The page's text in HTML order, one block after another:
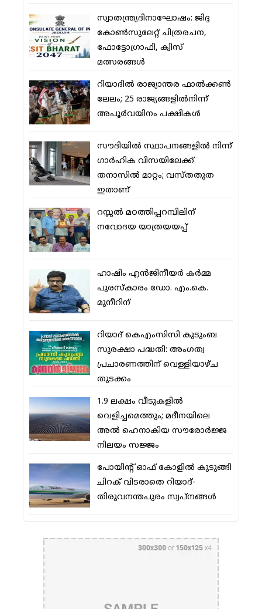
സ്വാതന്ത്ര്യദിനാഘോഷം: ജിദ്ദ
കോണ്‍സുലേറ്റ് ചിത്രരചന,
ഫോട്ടോഗ്രാഫി, ക്വിസ്
മത്സരങ്ങള്‍
റിയാദില്‍ രാജ്യാന്തര ഫാല്‍ക്കണ്‍
ലേലം; 25 രാജ്യങ്ങളില്‍നിന്ന്
അപൂര്‍വയിനം പക്ഷികള്‍
സൗദിയില്‍ സ്ഥാപനങ്ങളില്‍ നിന്ന്
ഗാര്‍ഹിക വിസയിലേക്ക്
തനാസില്‍ മാറ്റം; വസ്തതുത
ഇതാണ്
റസ്സല്‍ മഠത്തിപ്പറമ്പിലിന്
നവോദയ യാത്രയയപ്പ്
ഹാഷിം എന്‍ജിനീയര്‍ കര്‍മ്മ
പുരസ്‌കാരം ഡോ. എം.കെ.
മുനീറിന്
റിയാദ് കെഎംസിസി കുടുംബ
സുരക്ഷാ പദ്ധതി: അംഗത്വ
പ്രചാരണത്തിന് വെള്ളിയാഴ്ച
തുടക്കം
1.9 ലക്ഷം വീടുകളില്‍
വെളിച്ചമെത്തും; മദീനയിലെ
അല്‍ ഹെനാകിയ സൗരോര്‍ജ്ജ
നിലയം സജ്ജം
പോയിന്റ് ഓഫ് കോളില്‍ കുടുങ്ങി
ചിറക് വിടരാതെ റിയാദ്-
തിരുവനന്തപുരം സ്വപ്നങ്ങള്‍